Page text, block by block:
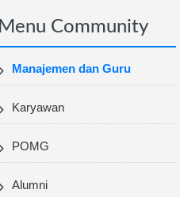
Menu Community
Manajemen dan Guru
Karyawan
POMG
Alumni